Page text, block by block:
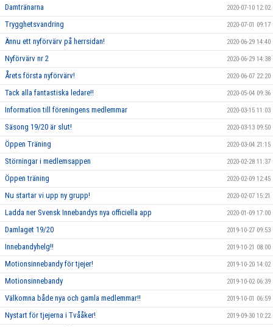
Damtränarna 2020-07-10 12:02
Trygghetsvandring 2020-07-01 09:17
Ännu ett nyförvärv på herrsidan! 2020-06-29 14:40
Nyförvärv nr 2 2020-06-29 14:38
Årets första nyförvärv! 2020-06-07 22:20
Tack alla fantastiska ledare!! 2020-05-04 09:36
Information till föreningens medlemmar 2020-03-15 11:03
Säsong 19/20 är slut! 2020-03-13 09:50
Öppen Träning 2020-03-04 21:15
Störningar i medlemsappen 2020-02-28 11:37
Öppen träning 2020-02-09 12:45
Nu startar vi upp ny grupp! 2020-02-07 15:21
Ladda ner Svensk Innebandys nya officiella app 2020-01-09 17:00
Damlaget 19/20 2019-10-27 09:53
Innebandyhelg!! 2019-10-21 08:00
Motionsinnebandy för tjejer! 2019-10-20 14:02
Motionsinnebandy 2019-10-02 06:39
Välkomna både nya och gamla medlemmar!! 2019-10-01 06:59
Nystart för tjejerna i Tvååker! 2019-09-30 10:22